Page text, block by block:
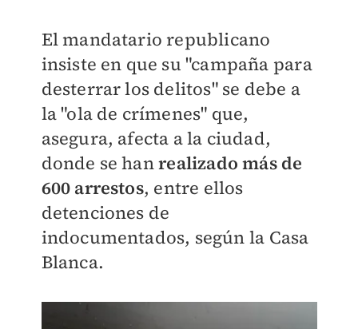
El mandatario republicano
insiste en que su "campaña para
desterrar los delitos" se debe a
la "ola de crímenes" que,
asegura, afecta a la ciudad,
donde se hanrealizado más de
600 arrestos, entre ellos
detenciones de
indocumentados, según la Casa
Blanca.